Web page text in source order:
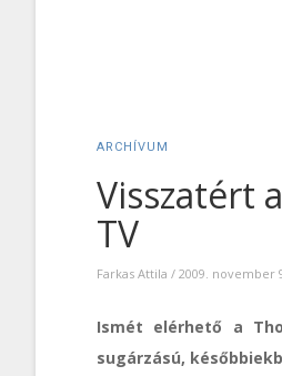
ARCHÍVUM
Visszatért
TV
Farkas Attila / 2009. november
Ismét elérhető a
sugárzású,